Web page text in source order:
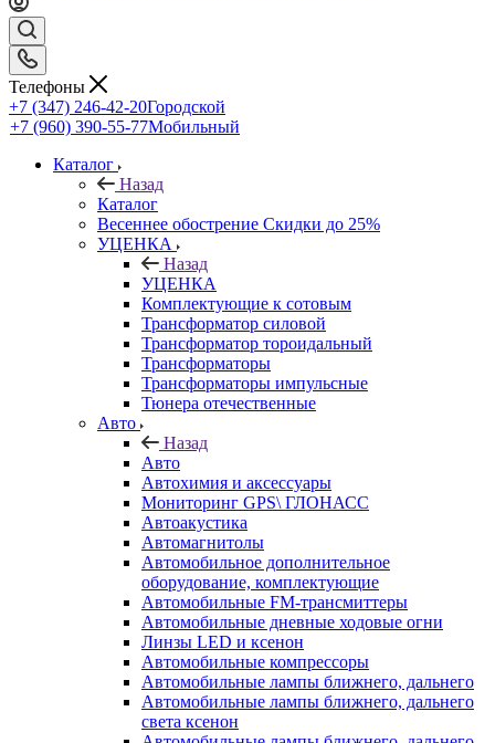
Телефоны
+7 (347) 246-42-20Городской
+7 (960) 390-55-77Мобильный
Каталог
Назад
Каталог
Весеннее обострение Скидки до 25%
УЦЕНКА
Назад
УЦЕНКА
Комплектующие к сотовым
Трансформатор силовой
Трансформатор тороидальный
Трансформаторы
Трансформаторы импульсные
Тюнера отечественные
Авто
Назад
Авто
Автохимия и аксессуары
Мониторинг GPS\ ГЛОНАСС
Автоакустика
Автомагнитолы
Автомобильное дополнительное
оборудование, комплектующие
Автомобильные FM-трансмиттеры
Автомобильные дневные ходовые огни
Линзы LED и ксенон
Автомобильные компрессоры
Автомобильные лампы ближнего, дальнего
Автомобильные лампы ближнего, дальнего
света ксенон